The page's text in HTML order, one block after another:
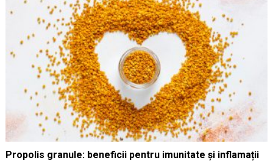
Propolis granule: beneficii pentru imunitate și inflamații